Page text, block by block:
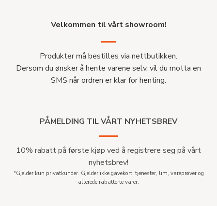
Velkommen til vårt showroom!
Produkter må bestilles via nettbutikken.
Dersom du ønsker å hente varene selv, vil du motta en
SMS når ordren er klar for henting.
PÅMELDING TIL VÅRT NYHETSBREV
10% rabatt på første kjøp ved å registrere seg på vårt
nyhetsbrev!
*Gjelder kun privatkunder. Gjelder ikke gavekort, tjenester, lim, vareprøver og
allerede rabatterte varer.